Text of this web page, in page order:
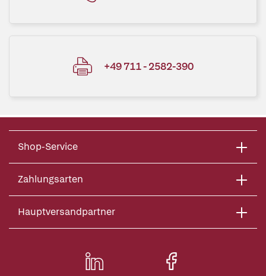
+49 711 - 2582-390
Shop-Service
Zahlungsarten
Hauptversandpartner